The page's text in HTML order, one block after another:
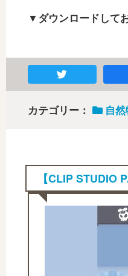
▼ダウンロードして
カテゴリー： 自
【CLIP STUDIO